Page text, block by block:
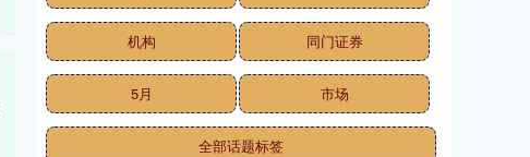
机构 同门证券
5月 市场
全部话题标签